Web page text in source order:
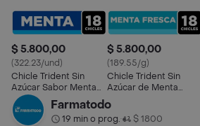
$ 5.800,00
(322.23/und)
Chicle Trident Sin
Azúcar Sabor Menta
18 Und
$ 5.800,00
(189.55/g)
Chicle Trident Sin
Azúcar de Menta
Farmatodo
19 min o prog.• $ 1800